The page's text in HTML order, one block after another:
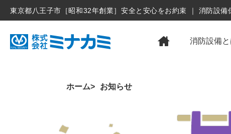
東京都八王子市［昭和32年創業］安全と安心をお約束 ｜ 消防設
消防設備と
ホーム お知らせ